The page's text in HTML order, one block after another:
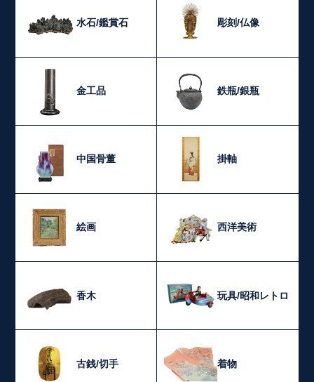
水石/鑑賞石 彫刻/仏像
金工品 鉄瓶/銀瓶
中国骨董 掛軸
絵画 西洋美術
香木 玩具/昭和レトロ
古銭/切手 着物